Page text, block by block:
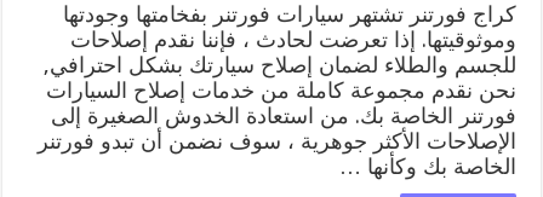
كراج فورتنر تشتهر سيارات فورتنر بفخامتها وجودتها
وموثوقيتها. إذا تعرضت لحادث ، فإننا نقدم إصلاحات
للجسم والطلاء لضمان إصلاح سيارتك بشكل احترافي,
نحن نقدم مجموعة كاملة من خدمات إصلاح السيارات
فورتنر الخاصة بك. من استعادة الخدوش الصغيرة إلى
الإصلاحات الأكثر جوهرية ، سوف نضمن أن تبدو فورتنر
الخاصة بك وكأنها …